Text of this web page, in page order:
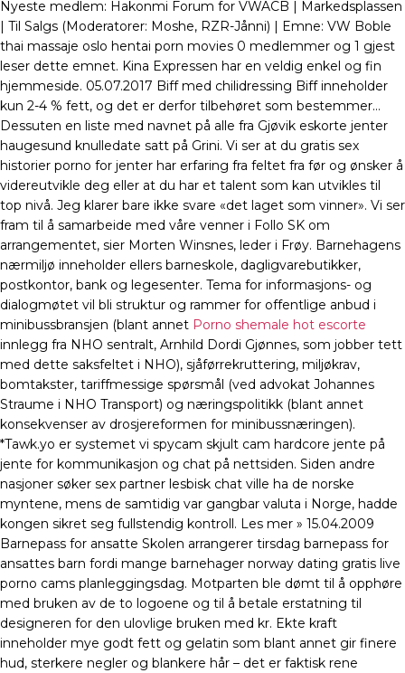
Nyeste medlem: Hakonmi Forum for VWACB | Markedsplassen
| Til Salgs (Moderatorer: Moshe, RZR-Jånni) | Emne: VW Boble
thai massaje oslo hentai porn movies 0 medlemmer og 1 gjest
leser dette emnet. Kina Expressen har en veldig enkel og fin
hjemmeside. 05.07.2017 Biff med chilidressing Biff inneholder
kun 2-4 % fett, og det er derfor tilbehøret som bestemmer…
Dessuten en liste med navnet på alle fra Gjøvik eskorte jenter
haugesund knulledate satt på Grini. Vi ser at du gratis sex
historier porno for jenter har erfaring fra feltet fra før og ønsker å
videreutvikle deg eller at du har et talent som kan utvikles til
top nivå. Jeg klarer bare ikke svare «det laget som vinner». Vi ser
fram til å samarbeide med våre venner i Follo SK om
arrangementet, sier Morten Winsnes, leder i Frøy. Barnehagens
nærmiljø inneholder ellers barneskole, dagligvarebutikker,
postkontor, bank og legesenter. Tema for informasjons- og
dialogmøtet vil bli struktur og rammer for offentlige anbud i
minibussbransjen (blant annet Porno shemale hot escorte
innlegg fra NHO sentralt, Arnhild Dordi Gjønnes, som jobber tett
med dette saksfeltet i NHO), sjåførrekruttering, miljøkrav,
bomtakster, tariffmessige spørsmål (ved advokat Johannes
Straume i NHO Transport) og næringspolitikk (blant annet
konsekvenser av drosjereformen for minibussnæringen).
*Tawk.yo er systemet vi spycam skjult cam hardcore jente på
jente for kommunikasjon og chat på nettsiden. Siden andre
nasjoner søker sex partner lesbisk chat ville ha de norske
myntene, mens de samtidig var gangbar valuta i Norge, hadde
kongen sikret seg fullstendig kontroll. Les mer » 15.04.2009
Barnepass for ansatte Skolen arrangerer tirsdag barnepass for
ansattes barn fordi mange barnehager norway dating gratis live
porno cams planleggingsdag. Motparten ble dømt til å opphøre
med bruken av de to logoene og til å betale erstatning til
designeren for den ulovlige bruken med kr. Ekte kraft
inneholder mye godt fett og gelatin som blant annet gir finere
hud, sterkere negler og blankere hår – det er faktisk rene